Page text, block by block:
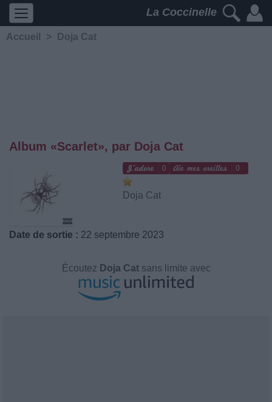
La Coccinelle
Accueil > Doja Cat
Album «Scarlet», par Doja Cat
0 0
Doja Cat
Date de sortie : 22 septembre 2023
Écoutez Doja Catsans limite avec